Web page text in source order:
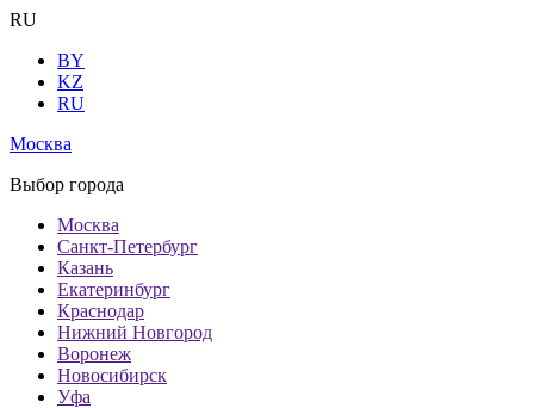
RU
BY
KZ
RU
Москва
Выбор города
Москва
Санкт-Петербург
Казань
Екатеринбург
Краснодар
Нижний Новгород
Воронеж
Новосибирск
Уфа